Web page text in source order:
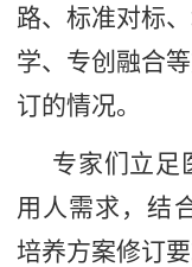
路、标准对标
学、专创融合
订的情况。
专家们立足
用人需求，结
培养方案修订